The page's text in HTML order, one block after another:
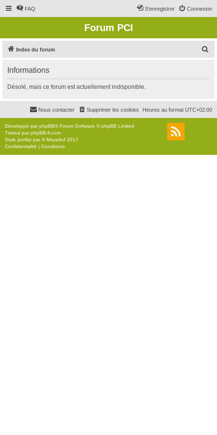
FAQ Connexion
S’enregistrer
Forum PCI
Index du forum
r
c
r
Informations
Désolé, mais ce forum est actuellement indisponible.
Heures au format UTC+02:00
Supprimer les cookies
Nous contacter
Développé parphpBB® Forum Software © phpBB Limited
Traduit parphpBB-fr.com
Style proflat par ©Mazeltof 2017
Confidentialité | Conditions